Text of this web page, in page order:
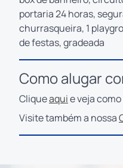
portaria 24 horas,
churrasqueira, 1
de festas, gradeada
Como alugar
Cliqueaquie veja
Visite também a nossa